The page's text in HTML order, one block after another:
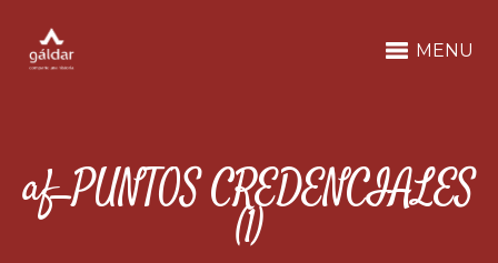
MENU
af_PUNTOS CREDENCIALES
(1)